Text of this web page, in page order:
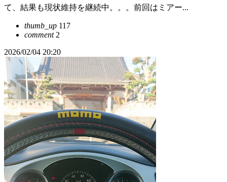
て、結果も現状維持を継続中。。。前回はミアー...
thumb_up 117
comment2
2026/02/04 20:20